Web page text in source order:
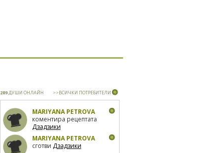
289ДУШИ ОНЛАЙН >>ВСИЧКИ ПОТРЕБИТЕЛИ
MARIYANA PETROVA
коментира рецептата
Дзадзики
MARIYANA PETROVA
сготви Дзадзики